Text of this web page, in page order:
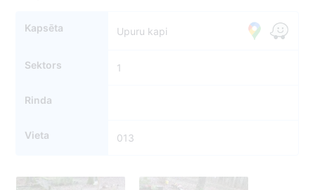
Kapsēta Upuru kapi
Sektors 1
Rinda
Vieta 013